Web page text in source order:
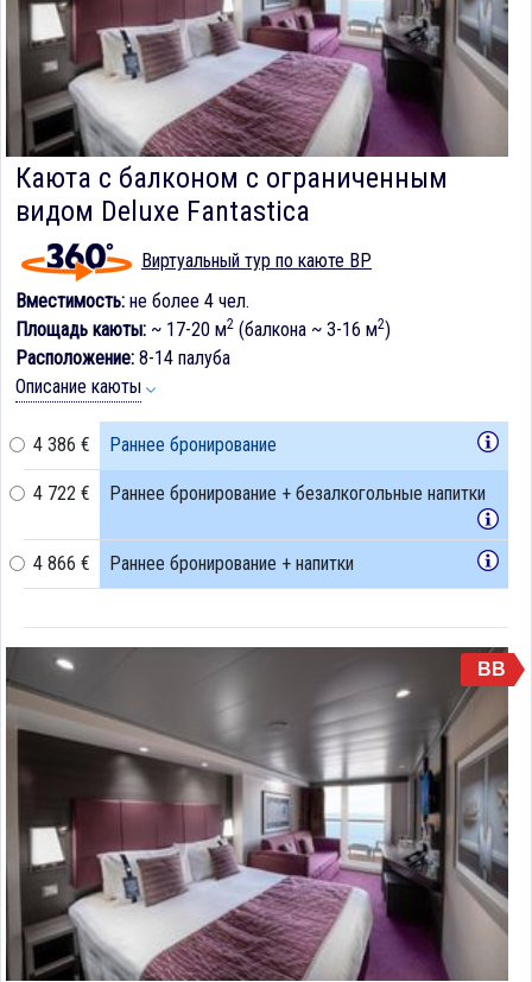
Каюта с балконом c ограниченным
видом Deluxe Fantastica
Виртуальный тур по каюте BP
Вместимость: не более 4 чел.
Площадь каюты: ~ 17-20 м2 (балкона ~ 3-16 м2)
Расположение: 8-14 палуба
Описание каюты
4 386 € Раннее бронирование
4 722 € Раннее бронирование + безалкогольные напитки
4 866 € Раннее бронирование + напитки
BB